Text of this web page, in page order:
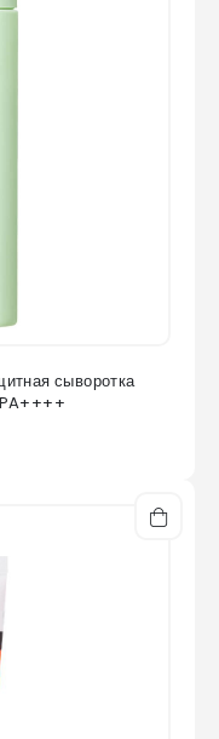
сыворотка